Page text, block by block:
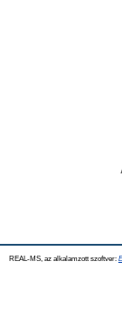
REAL-MS, az alkalamzott szoftver: